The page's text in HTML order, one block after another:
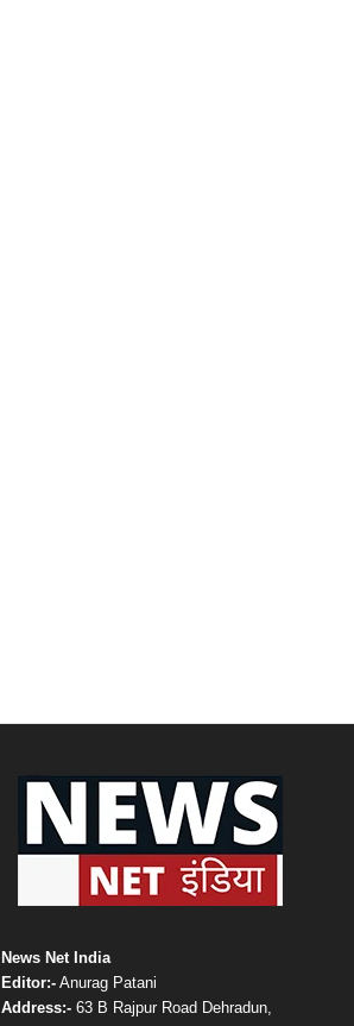
News Net India
Editor:-Anurag Patani
Address:-63 B Rajpur Road Dehradun,